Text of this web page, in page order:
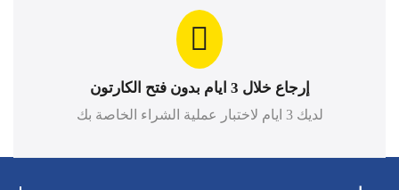
إرجاع خلال 3 ايام بدون فتح الكارتون
لديك 3 ايام لاختبار عملية الشراء الخاصة بك